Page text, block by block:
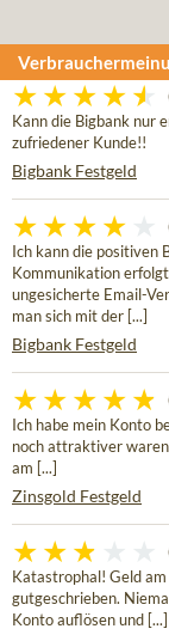
Kann die Bigbank nur
zufriedener Kunde!!
Bigbank Festgeld
Ich kann die positiven
Kommunikation
ungesicherte Email-
man sich mit der [...]
Bigbank Festgeld
Ich habe mein Konto
noch attraktiver
am [...]
Zinsgold Festgeld
Katastrophal! Geld
gutgeschrieben.
Konto auflösen und [...]